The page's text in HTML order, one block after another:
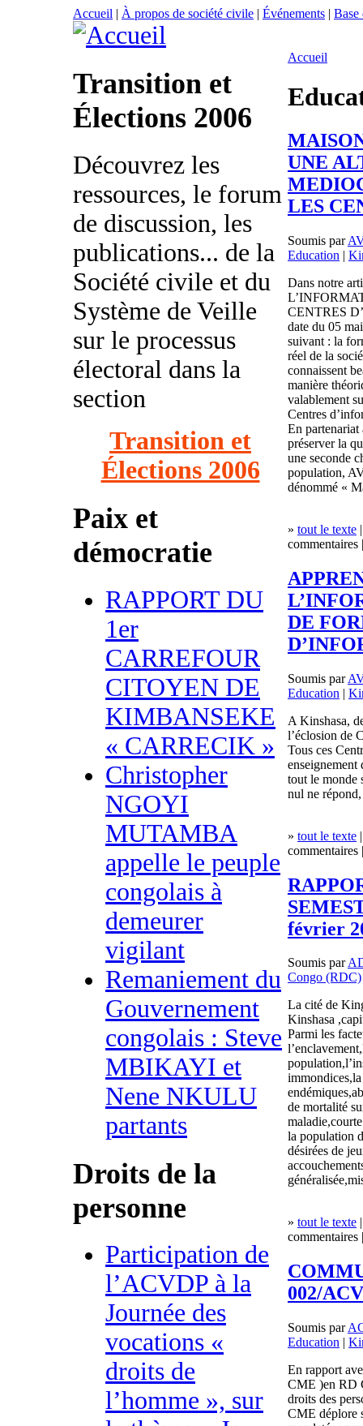
Accueil | À propos de société civile | Événements | Base
Transition et
Élections 2006
Découvrez les
ressources, le forum
de discussion, les
publications... de la
Société civile et du
Système de Veille
sur le processus
électoral dans la
section
Transition et
Élections 2006
Paix et
démocratie
RAPPORT DU
1er
CARREFOUR
CITOYEN DE
KIMBANSEKE
« CARRECIK »
Christopher
NGOYI
MUTAMBA
appelle le peuple
congolais à
demeurer
vigilant
Remaniement du
Gouvernement
congolais : Steve
MBIKAYI et
Nene NKULU
partants
Droits de la
personne
Participation de
l’ACVDP à la
Journée des
vocations «
droits de
l’homme », sur
Accueil
UNE
LES
Soumis par
Education |
Dans notre
CENTRES
date du 05
suivant : la
réel de la
connaissent
manière
valablement
Centres
En partenariat
préserver la
une seconde
population,
dénommé «
» tout le texte
commentaires
DE
Soumis par
Education |
A Kinshasa,
l’éclosion de
Tous ces
enseignement
tout le monde
nul ne
» tout le texte
commentaires
février
Soumis par
Congo (RDC)
La cité de
Kinshasa
Parmi les
de mortalité
la population
désirées de
» tout le texte
commentaires
002/
Soumis par
Education |
En rapport
CME )en RD
droits des
CME déplore